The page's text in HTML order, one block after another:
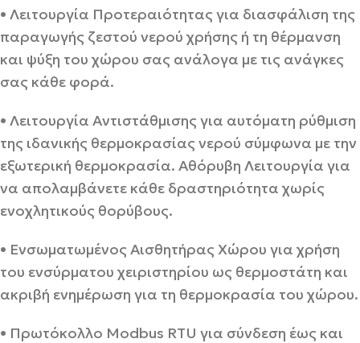
• Λειτουργία Προτεραιότητας για διασφάλιση της
παραγωγής ζεστού νερού χρήσης ή τη θέρμανση
και ψύξη του χώρου σας ανάλογα με τις ανάγκες
σας κάθε φορά.
• Λειτουργία Αντιστάθμισης για αυτόματη ρύθμιση
της ιδανικής θερμοκρασίας νερού σύμφωνα με την
εξωτερική θερμοκρασία. Αθόρυβη Λειτουργία για
να απολαμβάνετε κάθε δραστηριότητα χωρίς
ενοχλητικούς θορύβους.
• Ενσωματωμένος Αισθητήρας Χώρου για χρήση
του ενσύρματου χειριστηρίου ως θερμοστάτη και
ακριβή ενημέρωση για τη θερμοκρασία του χώρου.
• Πρωτόκολλο Modbus RTU για σύνδεση έως και